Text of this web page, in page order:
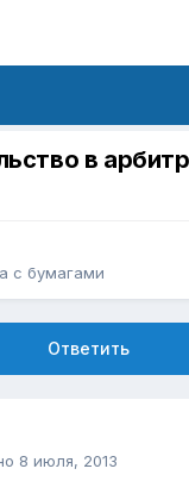
в
с бумагами
Ответить
8 июля, 2013